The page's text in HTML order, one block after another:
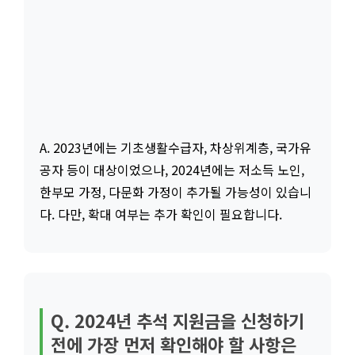
A. 2023년에는 기초생활수급자, 차상위계층, 국가유
공자 등이 대상이었으나, 2024년에는 저소득 노인,
한부모 가정, 다문화 가정이 추가될 가능성이 있습니
다. 다만, 확대 여부는 추가 확인이 필요합니다.
Q. 2024년 추석 지원금을 신청하기
전에 가장 먼저 확인해야 할 사항은